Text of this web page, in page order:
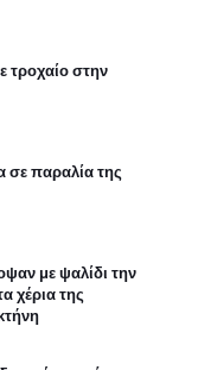
τροχαίο στην
σε παραλία της
με ψαλίδι την
χέρια της